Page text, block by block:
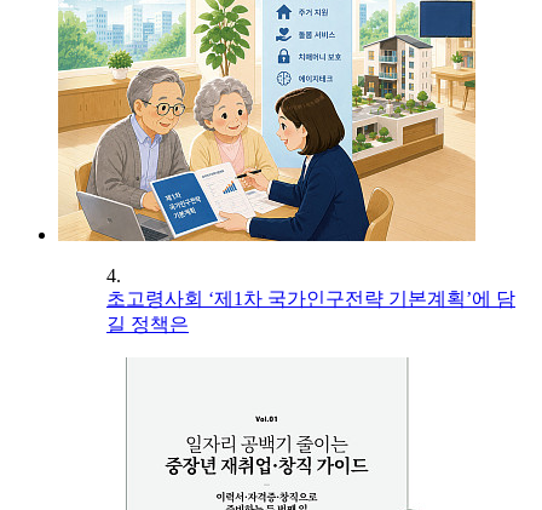
4.
초고령사회 ‘제1차 국가인구전략 기본계획’에 담
길 정책은